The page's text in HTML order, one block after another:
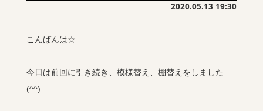
2020.05.13 19:30
こんばんは☆
今日は前回に引き続き、模様替え、棚替えをしました
(^^)